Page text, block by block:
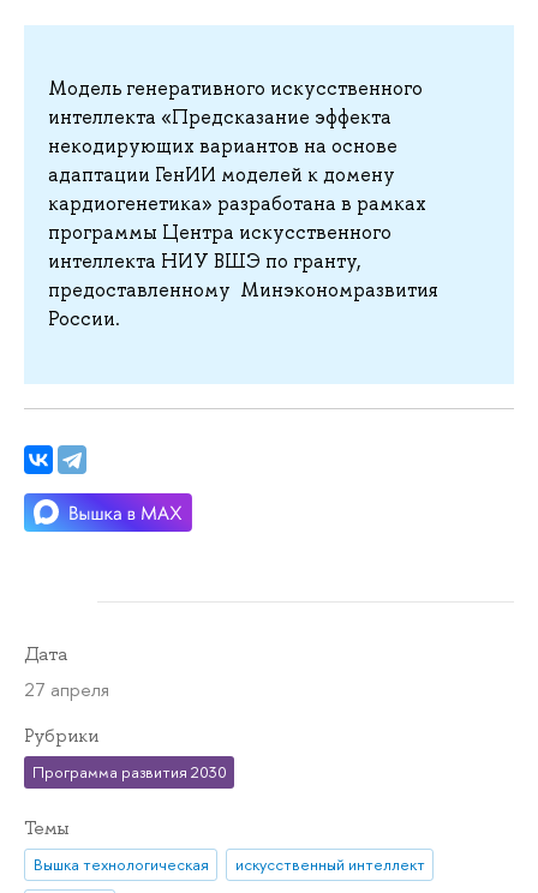
Модель генеративного искусственного
интеллекта «Предсказание эффекта
некодирующих вариантов на основе
адаптации ГенИИ моделей к домену
кардиогенетика» разработана в рамках
программы Центра искусственного
интеллекта НИУ ВШЭ по гранту,
предоставленному Минэкономразвития
России.
Дата
27 апреля
Рубрики
Программа развития 2030
Темы
Вышка технологическая
искусственный интеллект